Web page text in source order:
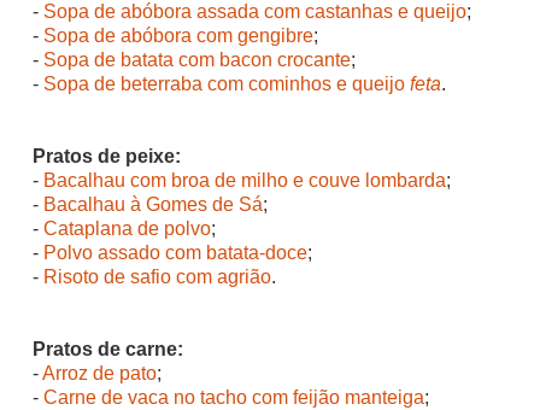
- Sopa de abóbora assada com castanhas e queijo;
- Sopa de abóbora com gengibre;
- Sopa de batata com bacon crocante;
- Sopa de beterraba com cominhos e queijo feta.
Pratos de peixe:
- Bacalhau com broa de milho e couve lombarda;
- Bacalhau à Gomes de Sá;
- Cataplana de polvo;
- Polvo assado com batata-doce;
- Risoto de safio com agrião.
Pratos de carne:
-Arroz de pato;
- Carne de vaca no tacho com feijão manteiga;